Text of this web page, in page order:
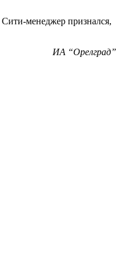
менеджер признался,
ИА “Орелград”